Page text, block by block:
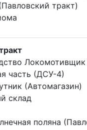
тракт)
Локомотивщик
часть (ДСУ-4)
(Автомагазин)
склад
поляна